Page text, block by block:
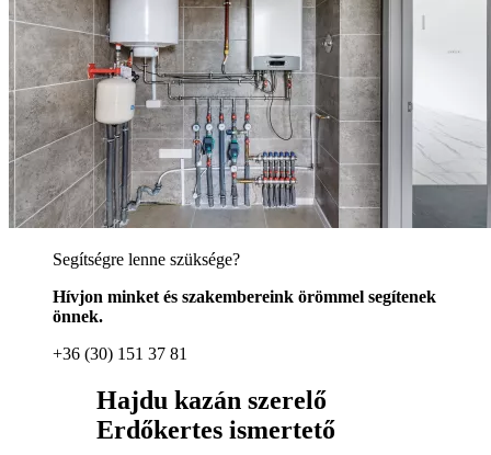
Segítségre lenne szüksége?
Hívjon minket és szakembereink örömmel segítenek
önnek.
+36 (30) 151 37 81
Hajdu kazán szerelő
Erdőkertes ismertető